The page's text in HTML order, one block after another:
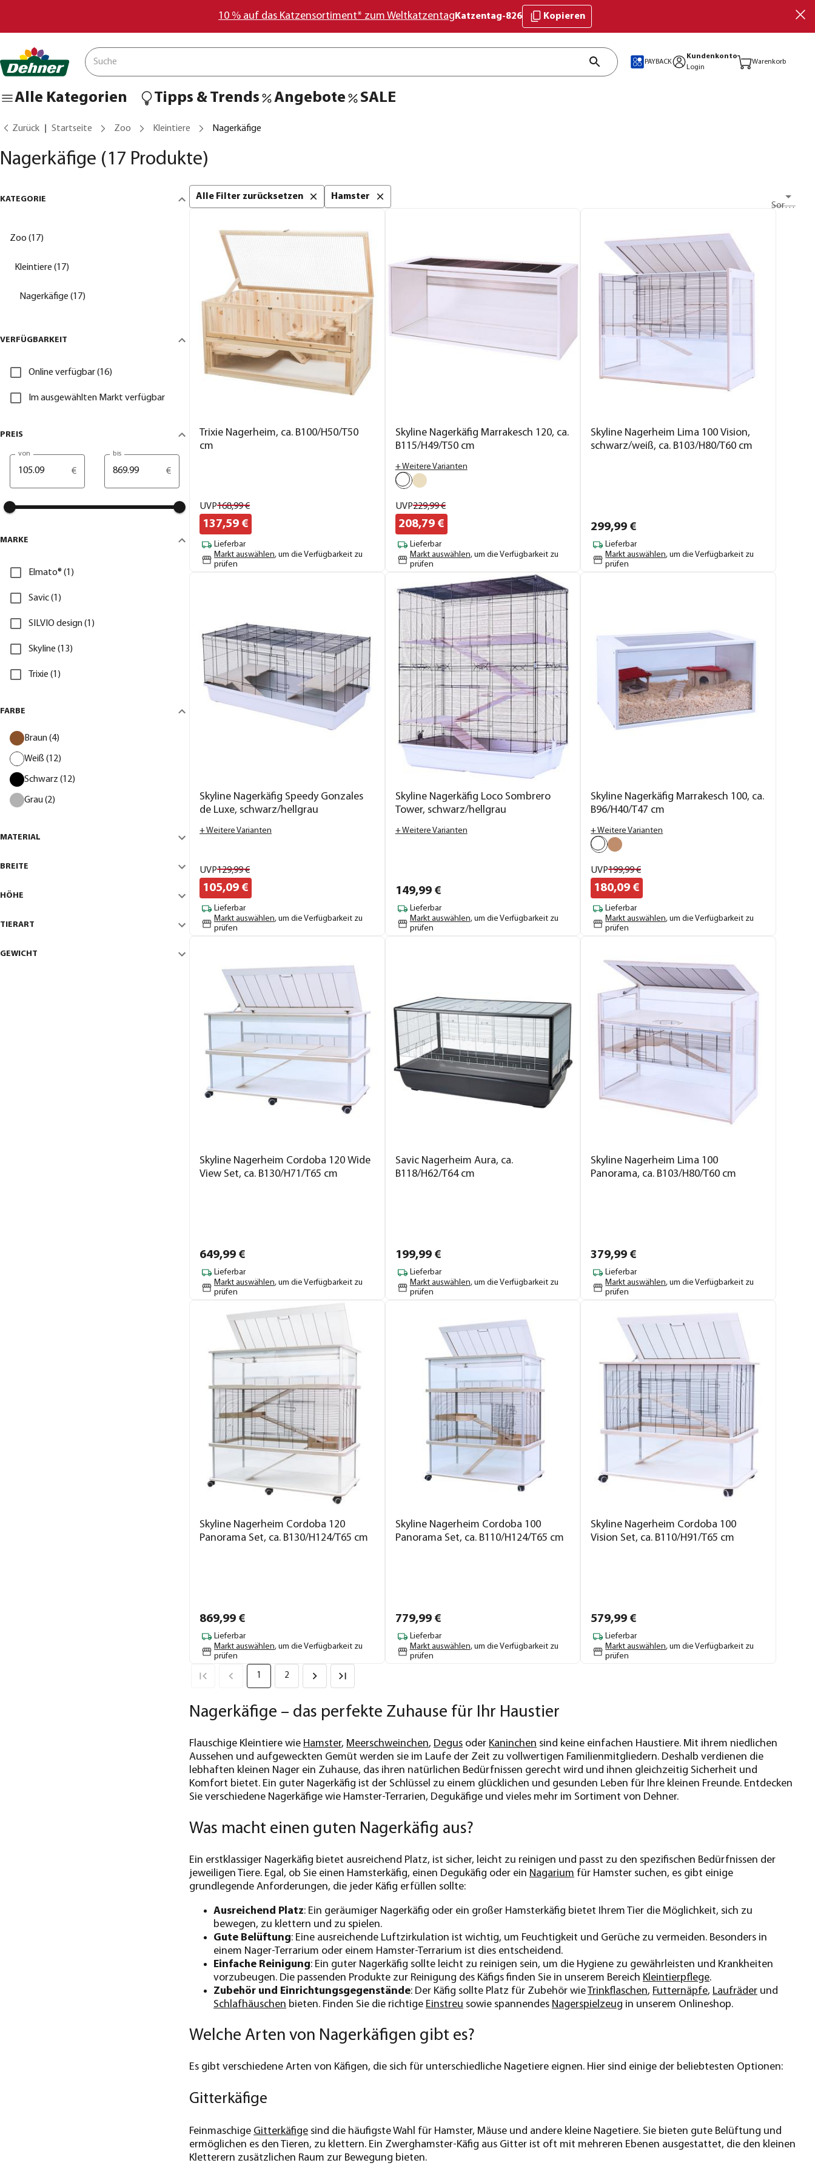
10 % auf das Katzensortiment* zum Weltkatzentag Katzentag-826 Kopieren
PAYBACK
Kundenkonto
Login
Warenkorb
Alle Kategorien Tipps & Trends Angebote SALE
Zurück Startseite Zoo Kleintiere Nagerkäfige
Nagerkäfige (17 Produkte)
KATEGORIE
Zoo (17)
Kleintiere (17)
Nagerkäfige (17)
VERFÜGBARKEIT
Online verfügbar (16)
Im ausgewählten Markt verfügbar
PREIS
von
€
bis
€
MARKE
Elmato® (1)
Savic (1)
SILVIO design (1)
Skyline (13)
Trixie (1)
FARBE
Braun (4)
Weiß (12)
Schwarz (12)
Grau (2)
MATERIAL
BREITE
HÖHE
TIERART
GEWICHT
Alle Filter zurücksetzen
Hamster
Sortieren nach
Trixie Nagerheim, ca. B100/H50/T50
cm
UVP168,99€
137,59 €
Lieferbar
Markt auswählen, um die Verfügbarkeit zu
prüfen
Skyline Nagerkäfig Marrakesch 120, ca.
B115/H49/T50 cm
+ Weitere Varianten
UVP229,99€
208,79€
Lieferbar
Markt auswählen, um die Verfügbarkeit zu
prüfen
Skyline Nagerheim Lima 100 Vision,
schwarz/weiß, ca. B103/H80/T60 cm
299,99 €
Lieferbar
Markt auswählen, um die Verfügbarkeit zu
prüfen
Skyline Nagerkäfig Speedy Gonzales
de Luxe, schwarz/hellgrau
+ Weitere Varianten
UVP129,99€
105,09 €
Lieferbar
Markt auswählen, um die Verfügbarkeit zu
prüfen
Skyline Nagerkäfig Loco Sombrero
Tower, schwarz/hellgrau
+ Weitere Varianten
149,99€
Lieferbar
Markt auswählen, um die Verfügbarkeit zu
prüfen
Skyline Nagerkäfig Marrakesch 100, ca.
B96/H40/T47 cm
+ Weitere Varianten
UVP199,99€
180,09 €
Lieferbar
Markt auswählen, um die Verfügbarkeit zu
prüfen
Skyline Nagerheim Cordoba 120 Wide
View Set, ca. B130/H71/T65 cm
649,99 €
Lieferbar
Markt auswählen, um die Verfügbarkeit zu
prüfen
Savic Nagerheim Aura, ca.
B118/H62/T64 cm
199,99€
Lieferbar
Markt auswählen, um die Verfügbarkeit zu
prüfen
Skyline Nagerheim Lima 100
Panorama, ca. B103/H80/T60 cm
379,99 €
Lieferbar
Markt auswählen, um die Verfügbarkeit zu
prüfen
Skyline Nagerheim Cordoba 120
Panorama Set, ca. B130/H124/T65 cm
869,99 €
Lieferbar
Markt auswählen, um die Verfügbarkeit zu
prüfen
Skyline Nagerheim Cordoba 100
Panorama Set, ca. B110/H124/T65 cm
779,99€
Lieferbar
Markt auswählen, um die Verfügbarkeit zu
prüfen
Skyline Nagerheim Cordoba 100
Vision Set, ca. B110/H91/T65 cm
579,99 €
Lieferbar
Markt auswählen, um die Verfügbarkeit zu
prüfen
1 2
Nagerkäfige – das perfekte Zuhause für Ihr Haustier
Flauschige Kleintiere wie Hamster, Meerschweinchen, Degus oder Kaninchen sind keine einfachen Haustiere. Mit ihrem niedlichen
Aussehen und aufgeweckten Gemüt werden sie im Laufe der Zeit zu vollwertigen Familienmitgliedern. Deshalb verdienen die
lebhaften kleinen Nager ein Zuhause, das ihren natürlichen Bedürfnissen gerecht wird und ihnen gleichzeitig Sicherheit und
Komfort bietet. Ein guter Nagerkäfig ist der Schlüssel zu einem glücklichen und gesunden Leben für Ihre kleinen Freunde. Entdecken
Sie verschiedene Nagerkäfige wie Hamster-Terrarien, Degukäfige und vieles mehr im Sortiment von Dehner.
Was macht einen guten Nagerkäfig aus?
Ein erstklassiger Nagerkäfig bietet ausreichend Platz, ist sicher, leicht zu reinigen und passt zu den spezifischen Bedürfnissen der
jeweiligen Tiere. Egal, ob Sie einen Hamsterkäfig, einen Degukäfig oder ein Nagarium für Hamster suchen, es gibt einige
grundlegende Anforderungen, die jeder Käfig erfüllen sollte:
Ausreichend Platz: Ein geräumiger Nagerkäfig oder ein großer Hamsterkäfig bietet Ihrem Tier die Möglichkeit, sich zu
bewegen, zu klettern und zu spielen.
Gute Belüftung: Eine ausreichende Luftzirkulation ist wichtig, um Feuchtigkeit und Gerüche zu vermeiden. Besonders in
einem Nager-Terrarium oder einem Hamster-Terrarium ist dies entscheidend.
Einfache Reinigung: Ein guter Nagerkäfig sollte leicht zu reinigen sein, um die Hygiene zu gewährleisten und Krankheiten
vorzubeugen. Die passenden Produkte zur Reinigung des Käfigs finden Sie in unserem Bereich Kleintierpflege.
Zubehör und Einrichtungsgegenstände: Der Käfig sollte Platz für Zubehör wieTrinkflaschen, Futternäpfe, Laufräder und
Schlafhäuschen bieten. Finden Sie die richtige Einstreu sowie spannendes Nagerspielzeug in unserem Onlineshop.
Welche Arten von Nagerkäfigen gibt es?
Es gibt verschiedene Arten von Käfigen, die sich für unterschiedliche Nagetiere eignen. Hier sind einige der beliebtesten Optionen:
Gitterkäfige
Feinmaschige Gitterkäfige sind die häufigste Wahl für Hamster, Mäuse und andere kleine Nagetiere. Sie bieten gute Belüftung und
ermöglichen es den Tieren, zu klettern. Ein Zwerghamster-Käfig aus Gitter ist oft mit mehreren Ebenen ausgestattet, die den kleinen
Kletterern zusätzlichen Raum zur Bewegung bieten.